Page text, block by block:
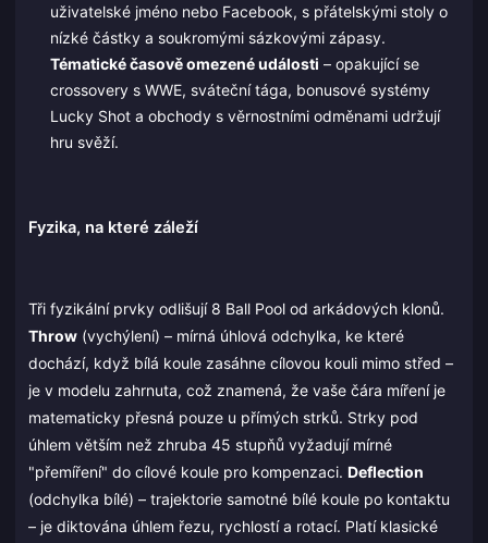
uživatelské jméno nebo Facebook, s přátelskými stoly o
nízké částky a soukromými sázkovými zápasy.
Tématické časově omezené události – opakující se
crossovery s WWE, sváteční tága, bonusové systémy
Lucky Shot a obchody s věrnostními odměnami udržují
hru svěží.
Fyzika, na které záleží
Tři fyzikální prvky odlišují 8 Ball Pool od arkádových klonů.
Throw (vychýlení) – mírná úhlová odchylka, ke které
dochází, když bílá koule zasáhne cílovou kouli mimo střed –
je v modelu zahrnuta, což znamená, že vaše čára míření je
matematicky přesná pouze u přímých strků. Strky pod
úhlem větším než zhruba 45 stupňů vyžadují mírné
"přemíření" do cílové koule pro kompenzaci. Deflection
(odchylka bílé) – trajektorie samotné bílé koule po kontaktu
– je diktována úhlem řezu, rychlostí a rotací. Platí klasické